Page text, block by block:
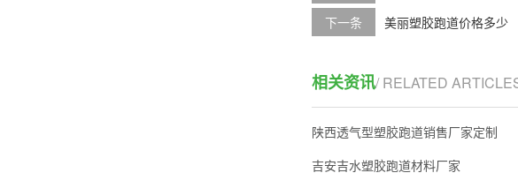
下一条
美丽塑胶跑道价格多少
相关资讯/ RELATED
陕西透气型塑胶跑道销售厂家定制
吉安吉水塑胶跑道材料厂家